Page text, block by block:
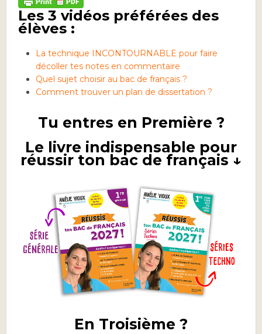
Les 3 vidéos préférées des
élèves :
La technique INCONTOURNABLE pour faire
décoller tes notes en commentaire
Quel sujet choisir au bac de français ?
Comment trouver un plan de dissertation ?
Tu entres en Première ?
Le livre indispensable pour
réussir ton bac de français ↓
En Troisième ?